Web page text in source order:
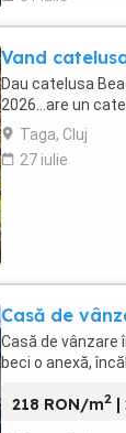
Vand
Dau catelusa
2026...are un
Taga, Cluj
27 iulie
Casă de
Casă de vânzare
beci o anexă,
218 RON/m2 |